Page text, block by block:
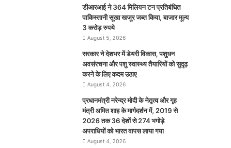
डीआरआई ने 364 मिलियन टन प्रतिबंधित
पाकिस्तानी सूखा खजूर जब्त किया, बाजार मूल्य
3 करोड़ रुपये
August 5, 2026
सरकार ने देशभर में डेयरी विकास, पशुधन
अवसंरचना और पशु स्वास्थ्य तैयारियों को सुदृढ़
करने के लिए कदम उठाए
August 4, 2026
प्रधानमंत्री नरेन्द्र मोदी के नेतृत्व और गृह
मंत्री अमित शाह के मार्गदर्शन में, 2019 से
2026 तक 36 देशों से 274 भगोड़े
अपराधियों को भारत वापस लाया गया
August 4, 2026